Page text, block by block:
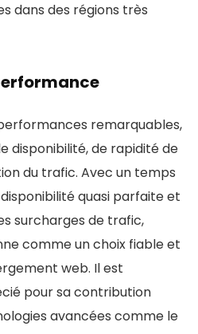
dans des régions très
remarquables,
disponibilité, de rapidité de
du trafic. Avec un temps
quasi parfaite et
surcharges de trafic,
comme un choix fiable et
web. Il est
pour sa contribution
avancées comme le